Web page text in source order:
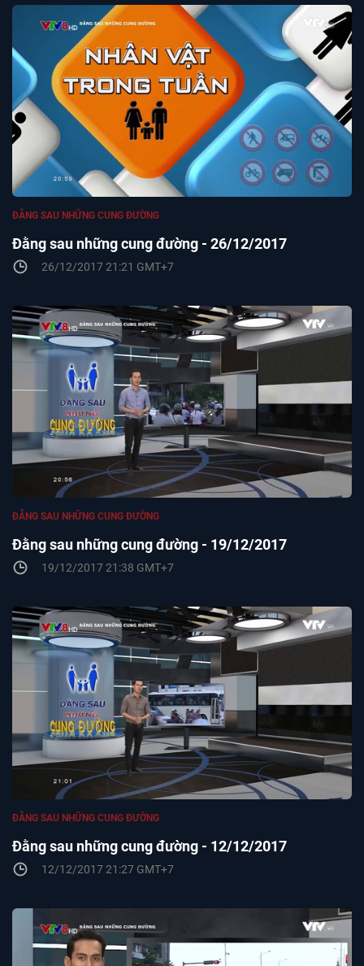
Đằng sau những cung đường - 26/12/2017
ĐẰNG SAU NHỮNG CUNG ĐƯỜNG
26/12/2017 21:21 GMT+7
Đằng sau những cung đường - 19/12/2017
ĐẰNG SAU NHỮNG CUNG ĐƯỜNG
19/12/2017 21:38 GMT+7
Đằng sau những cung đường - 12/12/2017
ĐẰNG SAU NHỮNG CUNG ĐƯỜNG
12/12/2017 21:27 GMT+7